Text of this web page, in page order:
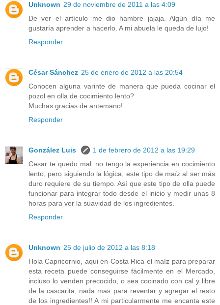
Unknown 29 de noviembre de 2011 a las 4:09
De ver el artículo me dio hambre jajaja. Algún día me
gustaría aprender a hacerlo. A mi abuela le queda de lujo!
Responder
César Sánchez 25 de enero de 2012 a las 20:54
Conocen alguna varinte de manera que pueda cocinar el
pozol en olla de cocimiento lento?
Muchas gracias de antemano!
Responder
González Luis
1 de febrero de 2012 a las 19:29
Cesar te quedo mal..no tengo la experiencia en cocimiento
lento, pero siguiendo la lógica, este tipo de maíz al ser más
duro requiere de su tiempo. Así que este tipo de olla puede
funcionar para integrar todo desde el inicio y medir unas 8
horas para ver la suavidad de los ingredientes.
Responder
Unknown 25 de julio de 2012 a las 8:18
Hola Capricornio, aqui en Costa Rica el maíz para preparar
esta receta puede conseguirse fácilmente en el Mercado,
incluso lo venden precocido, o sea cocinado con cal y libre
de la cascarita, nada mas para reventar y agregar el resto
de los ingredientes!! A mi particularmente me encanta este